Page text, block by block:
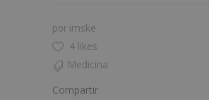
por imske
4 likes
Medicina
Compartir